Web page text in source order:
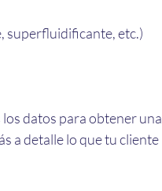
superfluidificante, etc.)
datos para obtener una
a detalle lo que tu cliente